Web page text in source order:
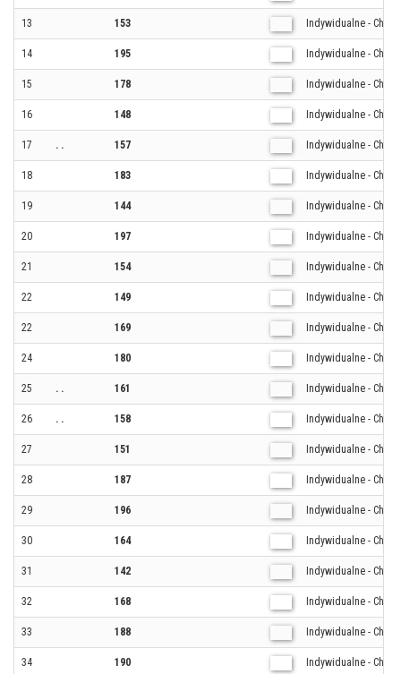
13 153 Indywidualne -
14 195 Indywidualne -
15 178 Indywidualne -
16 148 Indywidualne -
17 . . 157 Indywidualne -
18 183 Indywidualne -
19 144 Indywidualne -
20 197 Indywidualne -
21 154 Indywidualne -
22 149 Indywidualne -
22 169 Indywidualne -
24 180 Indywidualne -
25 . . 161 Indywidualne -
26 . . 158 Indywidualne -
27 151 Indywidualne -
28 187 Indywidualne -
29 196 Indywidualne -
30 164 Indywidualne -
31 142 Indywidualne -
32 168 Indywidualne -
33 188 Indywidualne -
34 190 Indywidualne -